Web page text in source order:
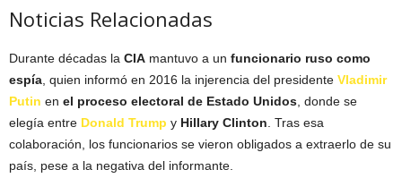
Noticias Relacionadas
Durante décadas la CIA mantuvo a un funcionario ruso como
espía, quien informó en 2016 la injerencia del presidente Vladimir
Putin en el proceso electoral de Estado Unidos, donde se
elegía entre Donald Trump y Hillary Clinton. Tras esa
colaboración, los funcionarios se vieron obligados a extraerlo de su
país, pese a la negativa del informante.